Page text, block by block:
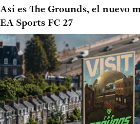
Así es The Grounds, el nuevo
EA Sports FC 27